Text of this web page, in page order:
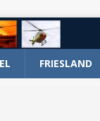
FRIESLAND